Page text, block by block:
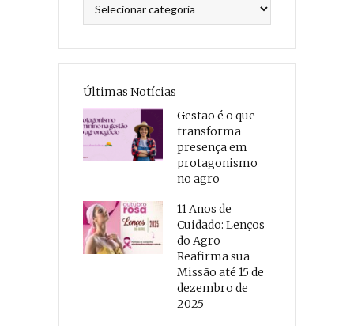
Últimas Notícias
Gestão é o que
transforma
presença em
protagonismo
no agro
11 Anos de
Cuidado: Lenços
do Agro
Reafirma sua
Missão até 15 de
dezembro de
2025